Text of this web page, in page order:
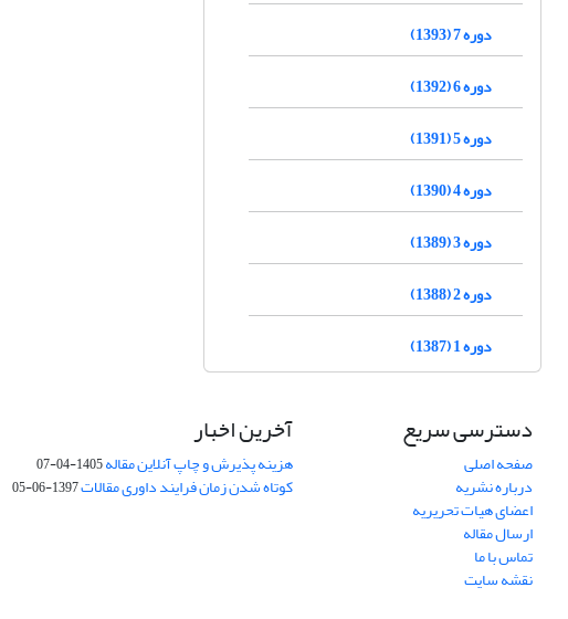
دوره 7 (1393)
دوره 6 (1392)
دوره 5 (1391)
دوره 4 (1390)
دوره 3 (1389)
دوره 2 (1388)
دوره 1 (1387)
دسترسی سریع
صفحه اصلی
درباره نشریه
اعضای هیات تحریریه
ارسال مقاله
تماس با ما
نقشه سایت
آخرین اخبار
هزینه پذیرش و چاپ آنلاین مقاله1405-04-07
کوتاه شدن زمان فرایند داوری مقالات1397-06-05